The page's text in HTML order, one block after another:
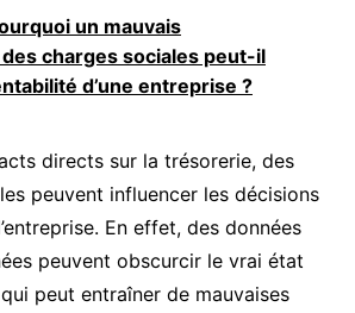
un mauvais
charges sociales peut-il
d’une entreprise ?
directs sur la trésorerie, des
peuvent influencer les décisions
En effet, des données
peuvent obscurcir le vrai état
peut entraîner de mauvaises